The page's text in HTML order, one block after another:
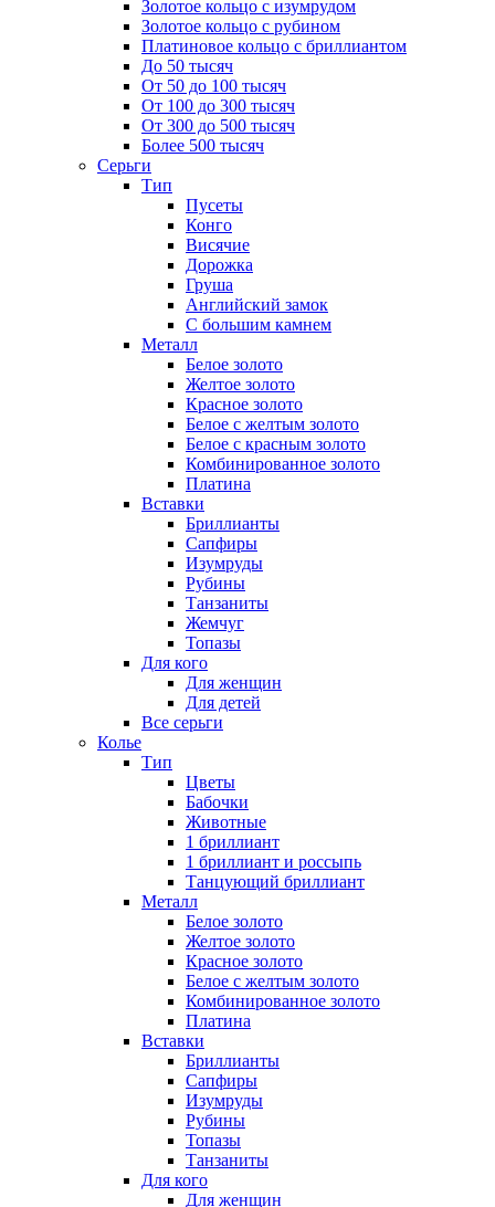
Золотое кольцо с изумрудом
Золотое кольцо с рубином
Платиновое кольцо с бриллиантом
До 50 тысяч
От 50 до 100 тысяч
От 100 до 300 тысяч
От 300 до 500 тысяч
Более 500 тысяч
Серьги
Тип
Пусеты
Конго
Висячие
Дорожка
Груша
Английский замок
С большим камнем
Металл
Белое золото
Желтое золото
Красное золото
Белое с желтым золото
Белое с красным золото
Комбинированное золото
Платина
Вставки
Бриллианты
Сапфиры
Изумруды
Рубины
Танзаниты
Жемчуг
Топазы
Для кого
Для женщин
Для детей
Все серьги
Колье
Тип
Цветы
Бабочки
Животные
1 бриллиант
1 бриллиант и россыпь
Танцующий бриллиант
Металл
Белое золото
Желтое золото
Красное золото
Белое с желтым золото
Комбинированное золото
Платина
Вставки
Бриллианты
Сапфиры
Изумруды
Рубины
Топазы
Танзаниты
Для кого
Для женщин